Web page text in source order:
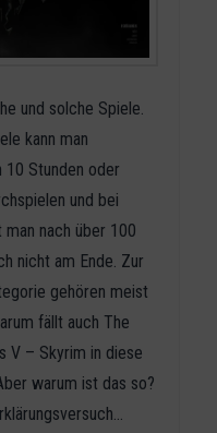
und solche Spiele.
kann man
10 Stunden oder
und bei
man nach über 100
nicht am Ende. Zur
gehören meist
fällt auch The
V – Skyrim in diese
warum ist das so?